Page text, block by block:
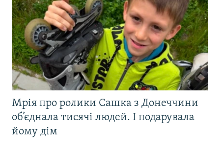
Мрія про ролики Сашка з Донеччини
об’єднала тисячі людей. І подарувала
йому дім